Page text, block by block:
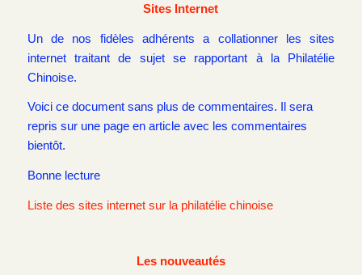
Sites Internet
Un de nos fidèles adhérents a collationner les sites
internet traitant de sujet se rapportant à la Philatélie
Chinoise.
Voici ce document sans plus de commentaires. Il sera
repris sur une page en article avec les commentaires
bientôt.
Bonne lecture
Liste des sites internet sur la philatélie chinoise
Les nouveautés